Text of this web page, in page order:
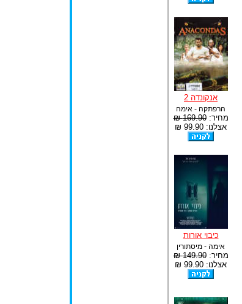
אנקונדה 2
הרפתקה - אימה
מחיר:169.90 ₪
אצלנו: 99.90 ₪
כיבוי אורות
אימה - מיסתורין
מחיר:149.90 ₪
אצלנו: 99.90 ₪